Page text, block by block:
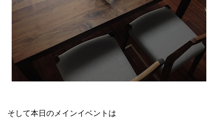
そして本日のメインイベントは